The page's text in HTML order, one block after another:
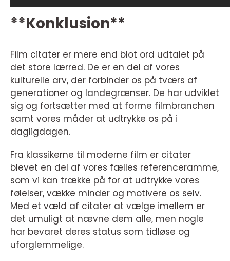
**Konklusion**
Film citater er mere end blot ord udtalet på
det store lærred. De er en del af vores
kulturelle arv, der forbinder os på tværs af
generationer og landegrænser. De har udviklet
sig og fortsætter med at forme filmbranchen
samt vores måder at udtrykke os på i
dagligdagen.
Fra klassikerne til moderne film er citater
blevet en del af vores fælles referenceramme,
som vi kan trække på for at udtrykke vores
følelser, vække minder og motivere os selv.
Med et væld af citater at vælge imellem er
det umuligt at nævne dem alle, men nogle
har bevaret deres status som tidløse og
uforglemmelige.